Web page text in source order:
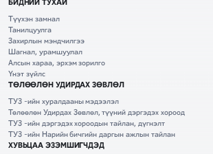
БИДНИЙ ТУХАЙ
Түүхэн замнал
Танилцуулга
Захирлын мэндчилгээ
Шагнал, урамшуулал
Алсын хараа, эрхэм зорилго
Үнэт зүйлс
ТӨЛӨӨЛӨН УДИРДАХ ЗӨВЛӨЛ
ТУЗ -ийн хуралдааны мэдээлэл
Төлөөлөн Удирдах Зөвлөл, түүний дэргэдэх хороод
ТУЗ -ийн дэргэдэх хороодын тайлан, дүгнэлт
ТУЗ -ийн Нарийн бичгийн даргын ажлын тайлан
ХУВЬЦАА ЭЗЭМШИГЧДЭД